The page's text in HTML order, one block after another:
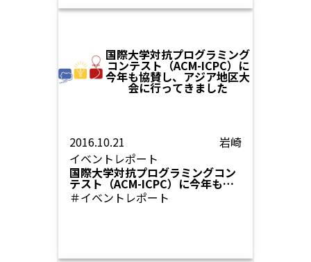
国際大学対抗プログラミング
コンテスト（ACM-ICPC）に
今年も協賛し、アジア地区大
会に行ってきました
2016.10.21
岩崎
イベントレポート
国際大学対抗プログラミングコン
テスト（ACM-ICPC）に今年も協
賛し、アジア地区大会に行ってき
ました
＃イベントレポート